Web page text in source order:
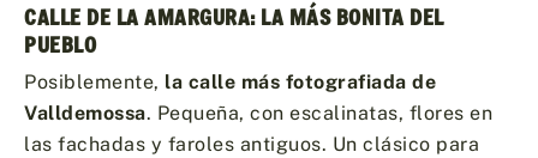
CALLE DE LA AMARGURA: LA MÁS BONITA DEL
PUEBLO
Posiblemente, la calle más fotografiada de
Valldemossa. Pequeña, con escalinatas, flores en
las fachadas y faroles antiguos. Un clásico para